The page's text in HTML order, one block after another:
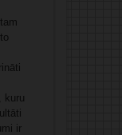
kuru
ir